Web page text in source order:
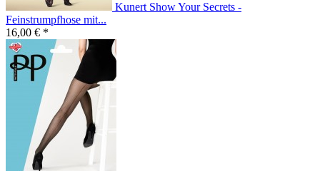
Kunert Show Your Secrets -
Feinstrumpfhose mit...
16,00 € *